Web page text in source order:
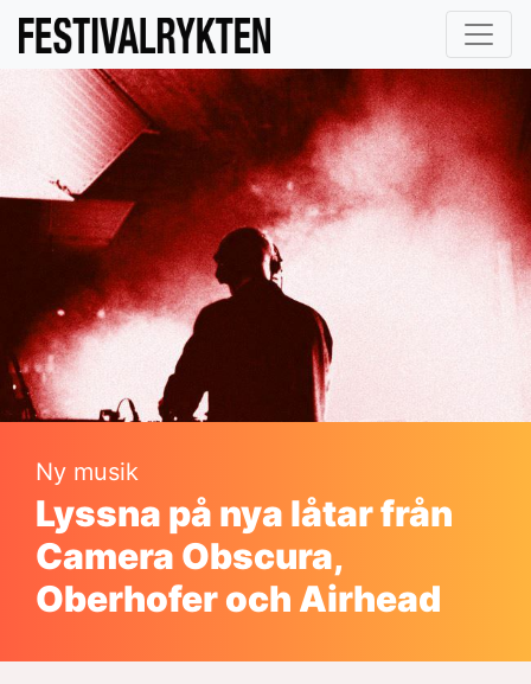
Ny musik
Lyssna på nya låtar från
Camera Obscura,
Oberhofer och Airhead